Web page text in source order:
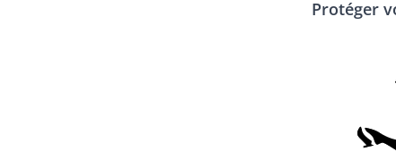
Protéger